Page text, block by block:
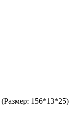
156*13*25)